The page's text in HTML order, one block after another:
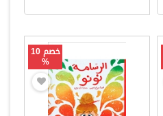
خصم 10
%